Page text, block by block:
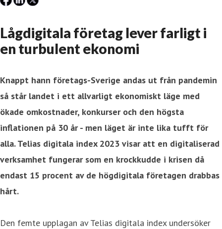
Lågdigitala företag lever farligt i
en turbulent ekonomi
Knappt hann företags-Sverige andas ut från pandemin
så står landet i ett allvarligt ekonomiskt läge med
ökade omkostnader, konkurser och den högsta
inflationen på 30 år - men läget är inte lika tufft för
alla. Telias digitala index 2023 visar att en digitaliserad
verksamhet fungerar som en krockkudde i krisen då
endast 15 procent av de högdigitala företagen drabbas
hårt.
Den femte upplagan av Telias digitala index undersöker